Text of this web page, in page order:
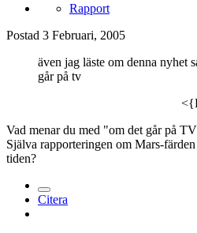
Rapport
Postad 3 Februari, 2005
även jag läste om denna nyhet
går på tv
Vad menar du med "om det går på
Själva rapporteringen om Mars-
tiden?
Citera